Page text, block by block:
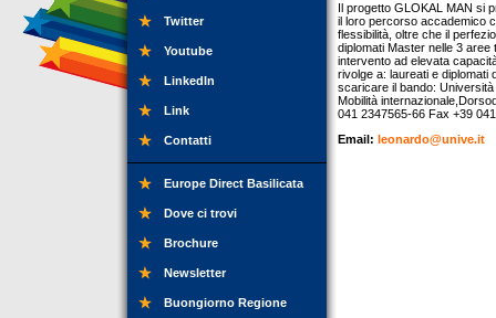
Twitter
Youtube
LinkedIn
Link
Contatti
Europe Direct Basilicata
Dove ci trovi
Brochure
Newsletter
Buongiorno Regione
Il progetto GLOKAL MAN si
il loro percorso accademico
flessibilità, oltre che il
diplomati Master nelle 3
intervento ad elevata
rivolge a: laureati e diplomati
scaricare il bando:
Mobilità
041 2347565-66 Fax +39
Email: leonardo@unive.it